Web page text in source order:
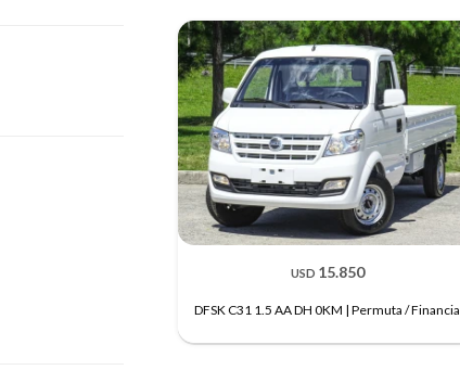
USD 15.850
DFSK C31 1.5 AA DH 0KM | Permuta / Financia